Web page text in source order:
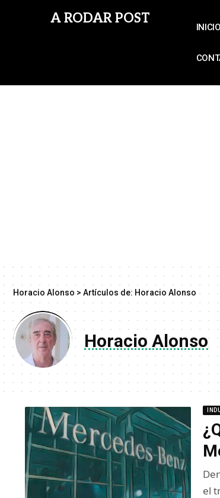
A RODAR POST
INICIO
Horacio Alonso> Artículos de: Horacio Alonso
Horacio Alonso
el